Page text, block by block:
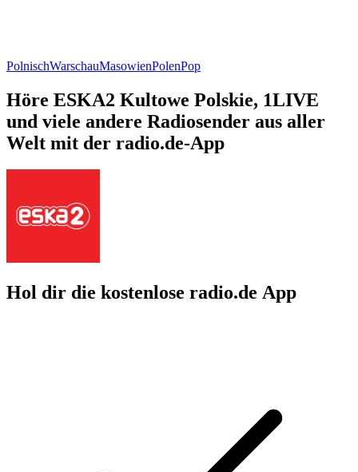
PolnischWarschauMasowienPolenPop
Höre ESKA2 Kultowe Polskie, 1LIVE
und viele andere Radiosender aus aller
Welt mit der radio.de-App
Hol dir die kostenlose radio.de App